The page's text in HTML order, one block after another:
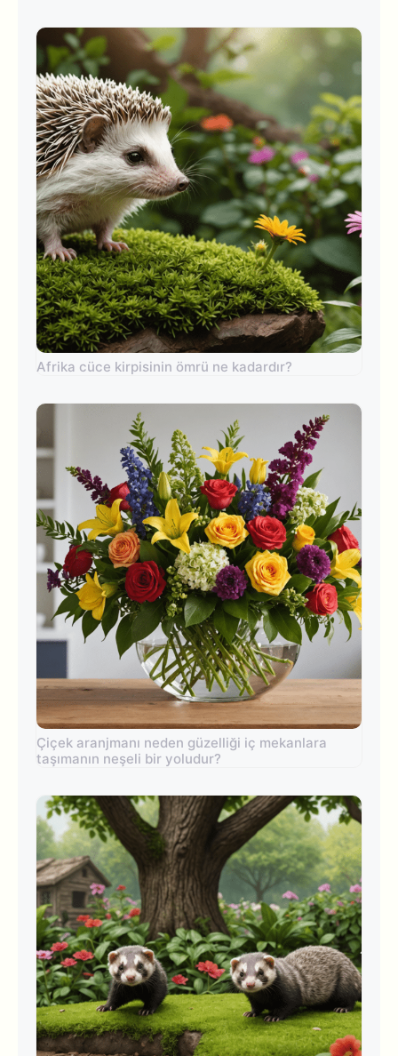
Afrika cüce kirpisinin ömrü ne kadardır?
Çiçek aranjmanı neden güzelliği iç mekanlara
taşımanın neşeli bir yoludur?